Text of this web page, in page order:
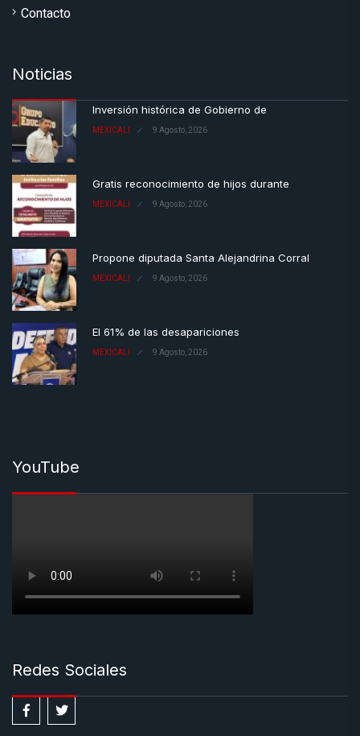
Contacto
Noticias
Inversión histórica de Gobierno de
MEXICALI 9 Agosto, 2026
Gratis reconocimiento de hijos durante
MEXICALI 9 Agosto, 2026
Propone diputada Santa Alejandrina Corral
MEXICALI 9 Agosto, 2026
El 61% de las desapariciones
MEXICALI 9 Agosto, 2026
YouTube
Redes Sociales